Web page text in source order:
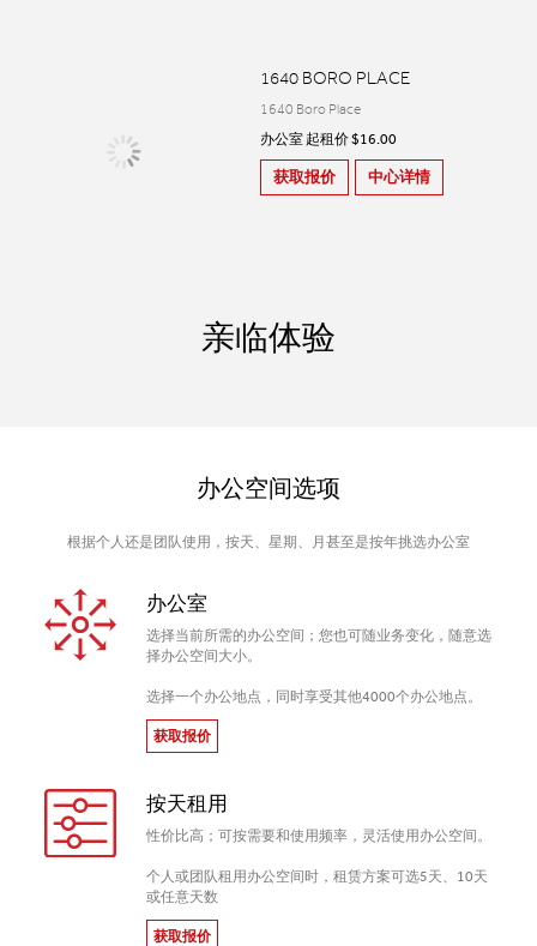
1640 BORO PLACE
1640 Boro Place
办公室 起租价 $16.00
获取报价 中心详情
亲临体验
办公空间选项
根据个人还是团队使用，按天、星期、月甚至是按年挑选办公室
办公室
选择当前所需的办公空间；您也可随业务变化，随意选
择办公空间大小。
选择一个办公地点，同时享受其他4000个办公地点。
获取报价
按天租用
性价比高；可按需要和使用频率，灵活使用办公空间。
个人或团队租用办公空间时，租赁方案可选5天、10天
或任意天数
获取报价